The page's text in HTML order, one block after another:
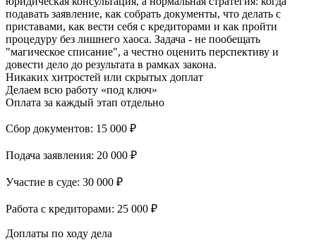
подавать заявление, как собрать документы, что делать с
приставами, как вести себя с кредиторами и как пройти
процедуру без лишнего хаоса. Задача - не пообещать
"магическое списание", а честно оценить перспективу и
довести дело до результата в рамках закона.
Никаких хитростей или скрытых доплат
Делаем всю работу «под ключ»
Оплата за каждый этап отдельно
Сбор документов: 15 000 ₽
Подача заявления: 20 000 ₽
Участие в суде: 30 000 ₽
Работа с кредиторами: 25 000 ₽
Доплаты по ходу дела